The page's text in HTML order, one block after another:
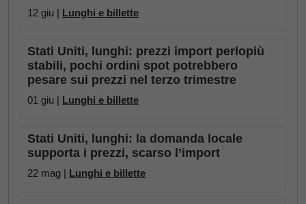
12 giu | Lunghi e billette
Stati Uniti, lunghi: prezzi import perlopiù
stabili, pochi ordini spot potrebbero
pesare sui prezzi nel terzo trimestre
01 giu | Lunghi e billette
Stati Uniti, lunghi: la domanda locale
supporta i prezzi, scarso l’import
22 mag | Lunghi e billette